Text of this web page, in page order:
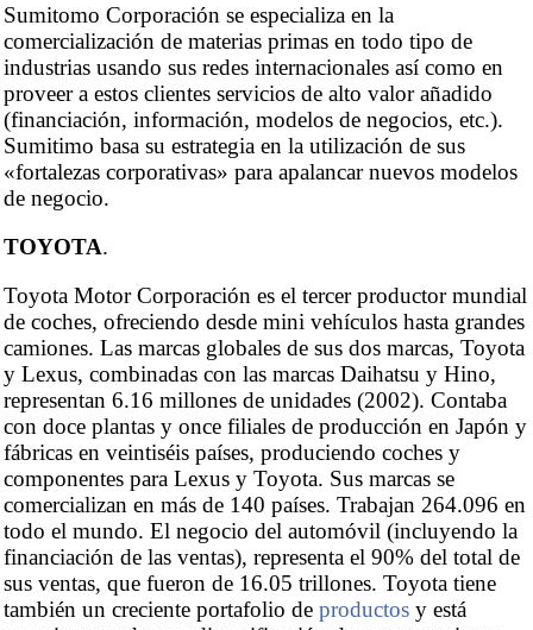
Sumitomo Corporación se especializa en la
comercialización de materias primas en todo tipo de
industrias usando sus redes internacionales así como en
proveer a estos clientes servicios de alto valor añadido
(financiación, información, modelos de negocios, etc.).
Sumitimo basa su estrategia en la utilización de sus
«fortalezas corporativas» para apalancar nuevos modelos
de negocio.
TOYOTA.
Toyota Motor Corporación es el tercer productor mundial
de coches, ofreciendo desde mini vehículos hasta grandes
camiones. Las marcas globales de sus dos marcas, Toyota
y Lexus, combinadas con las marcas Daihatsu y Hino,
representan 6.16 millones de unidades (2002). Contaba
con doce plantas y once filiales de producción en Japón y
fábricas en veintiséis países, produciendo coches y
componentes para Lexus y Toyota. Sus marcas se
comercializan en más de 140 países. Trabajan 264.096 en
todo el mundo. El negocio del automóvil (incluyendo la
financiación de las ventas), representa el 90% del total de
sus ventas, que fueron de 16.05 trillones. Toyota tiene
también un creciente portafolio de productos y está